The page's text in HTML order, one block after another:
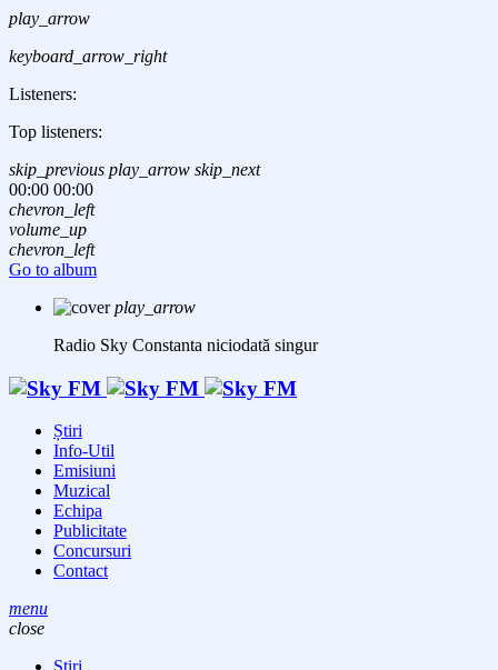
play_arrow
keyboard_arrow_right
Listeners:
Top listeners:
skip_previous play_arrow skip_next
00:00 00:00
chevron_left
volume_up
chevron_left
Go to album
play_arrow
Radio Sky Constanta niciodată singur
Știri
Info-Util
Emisiuni
Muzical
Echipa
Publicitate
Concursuri
Contact
menu
close